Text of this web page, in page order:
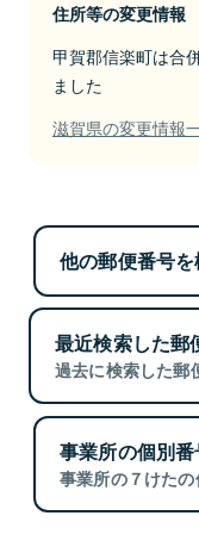
住所等の変更情報
甲賀郡信楽町は合
ました
滋賀県の変更情報
他の郵便番号
最近検索した郵
過去に検索した郵
事業所の個別
事業所の７けたの